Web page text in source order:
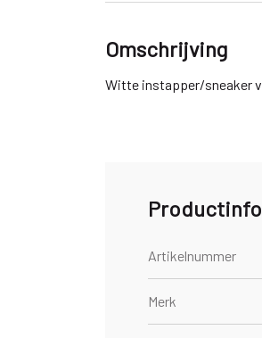
Omschrijving
Witte instapper/sneaker
Artikelnummer
Merk